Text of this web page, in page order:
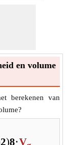
en volume
berekenen van
2)8⋅V